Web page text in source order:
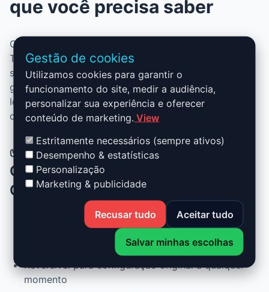
que você precisa saber
O Stage 1 para Audi A6 - C7 - 2011 / 2018 3.0 V6 Bi
TDi Competition - 326ch combina desempenho,
segurança e praticidade. Sem alterar peças, você
ganha mais potência, mais torque e melhor consumo.
Ideal para aproveitar um motor mais ágil sem
comprometer a confiabilidade.
✅ Vantagens do Stage 1 Audi A6 -
C7 - 2011 / 2018 3.0 V6 Bi TDi
Competition - 326ch
Até +30% de potência e +25% de torque
Consumo otimizado em uso normal
Reversível para configuração original a qualquer
momento
Gestão de cookies
Utilizamos cookies para garantir o
funcionamento do site, medir a audiência,
personalizar sua experiência e oferecer
conteúdo de marketing. View
Estritamente necessários (sempre ativos)
Desempenho & estatísticas
Personalização
Marketing & publicidade
Recusar tudo Aceitar tudo
Salvar minhas escolhas